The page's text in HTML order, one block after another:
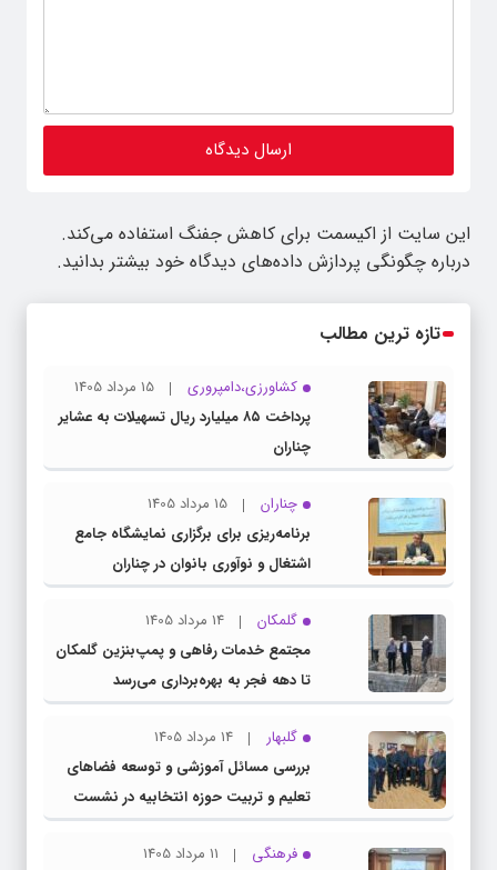
این سایت از اکیسمت برای کاهش جفنگ استفاده می‌کند.
درباره چگونگی پردازش داده‌های دیدگاه خود بیشتر بدانید.
تازه ترین مطالب
کشاورزی،دامپروری
15 مرداد 1405
پرداخت ۸۵ میلیارد ریال تسهیلات به عشایر
چناران
چناران
15 مرداد 1405
برنامه‌ریزی برای برگزاری نمایشگاه جامع
اشتغال و نوآوری بانوان در چناران
گلمکان
14 مرداد 1405
مجتمع خدمات رفاهی و پمپ‌بنزین گلمکان
تا دهه فجر به بهره‌برداری می‌رسد
گلبهار
14 مرداد 1405
بررسی مسائل آموزشی و توسعه فضاهای
تعلیم و تربیت حوزه انتخابیه در نشست
مشترک عضو کمیسیون آموزش مجلس با
مدیرکل آموزش و پرورش خراسان رضوی
فرهنگی
11 مرداد 1405